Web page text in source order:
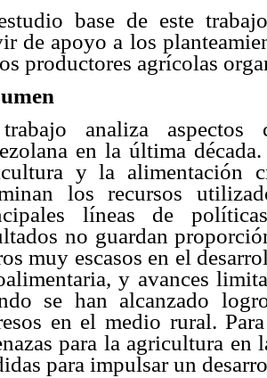
base de este
de apoyo a los
productores agrícolas
analiza aspectos
en la última
y la alimentación
los recursos
líneas de
no guardan
muy escasos en el
y avances
se han alcanzado
en el medio rural.
para la agricultura
para impulsar un